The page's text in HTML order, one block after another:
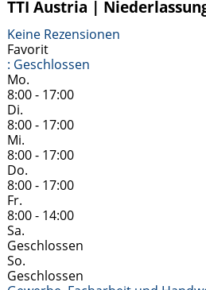
Weiterlesen …
TTI Austria |
Keine Rezensionen
Favorit
: Geschlossen
Mo.
8:00 - 17:00
Di.
8:00 - 17:00
Mi.
8:00 - 17:00
Do.
8:00 - 17:00
Fr.
8:00 - 14:00
Sa.
Geschlossen
So.
Geschlossen